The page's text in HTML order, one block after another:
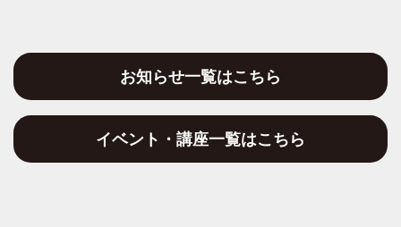
お知らせ一覧はこちら
イベント・講座一覧はこちら